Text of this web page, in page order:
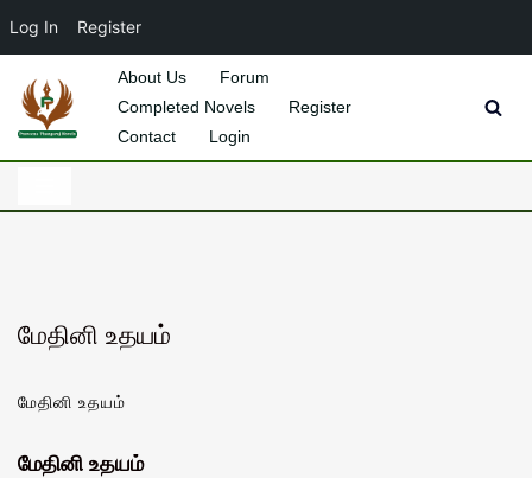
Log In Register
Skip
About Us
Forum
Completed Novels
Register
Contact
Login
மேதினி உதயம்
மேதினி உதயம்
மேதினி உதயம்